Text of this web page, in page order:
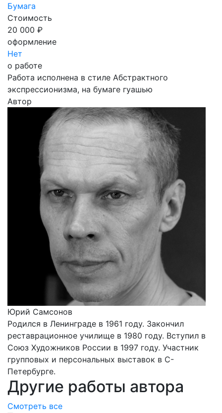
Бумага
Стоимость
20 000 ₽
оформление
Нет
о работе
Работа исполнена в стиле Абстрактного
экспрессионизма, на бумаге гуашью
Автор
Юрий Самсонов
Родился в Ленинграде в 1961 году. Закончил
реставрационное училище в 1980 году. Вступил в
Союз Художников России в 1997 году. Участник
групповых и персональных выставок в С-
Петербурге.
Другие работы автора
Смотреть все